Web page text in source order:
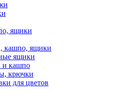
ящики
кашпо, ящики
ящики
и кашпо
крючки
для цветов